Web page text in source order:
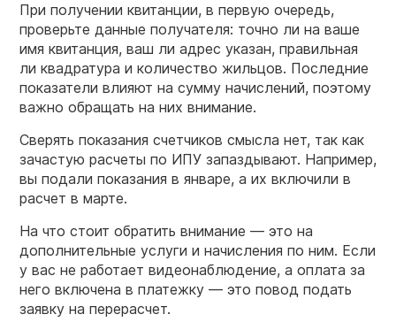
При получении квитанции, в первую очередь,
проверьте данные получателя: точно ли на ваше
имя квитанция, ваш ли адрес указан, правильная
ли квадратура и количество жильцов. Последние
показатели влияют на сумму начислений, поэтому
важно обращать на них внимание.
Сверять показания счетчиков смысла нет, так как
зачастую расчеты по ИПУ запаздывают. Например,
вы подали показания в январе, а их включили в
расчет в марте.
На что стоит обратить внимание — это на
дополнительные услуги и начисления по ним. Если
у вас не работает видеонаблюдение, а оплата за
него включена в платежку — это повод подать
заявку на перерасчет.